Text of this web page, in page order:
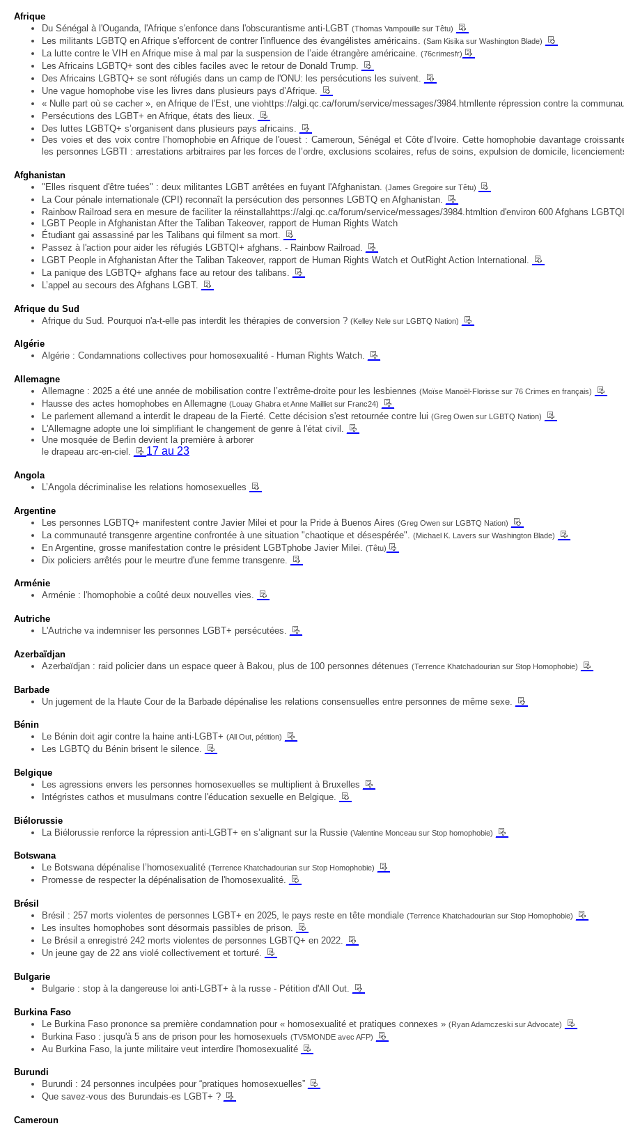
Afrique
Du Sénégal à l'Ouganda, l'Afrique s'enfonce dans l'obscurantisme anti-LGBT (Thomas Vampouille sur Têtu) __
Les militants LGBTQ en Afrique s'efforcent de contrer l'influence des évangélistes américains. (Sam Kisika sur Washington Blade) __
La lutte contre le VIH en Afrique mise à mal par la suspension de l’aide étrangère américaine. (76crimesfr) __
Les Africains LGBTQ+ sont des cibles faciles avec le retour de Donald Trump. __
Des Africains LGBTQ+ se sont réfugiés dans un camp de l'ONU: les persécutions les suivent. __
Une vague homophobe vise les livres dans plusieurs pays d’Afrique. __
« Nulle part où se cacher », en Afrique de l'Est, une viohttps://algi.qc.ca/forum/service/messages/3984.htmllente répression contre la
Persécutions des LGBT+ en Afrique, états des lieux. __
Des luttes LGBTQ+ s’organisent dans plusieurs pays africains. __
Des voies et des voix contre l’homophobie en Afrique de l'ouest : Cameroun, Sénégal et Côte d’Ivoire. Cette homophobie davantage
les personnes LGBTI : arrestations arbitraires par les forces de l’ordre, exclusions scolaires, refus de soins, expulsion de domicile,
Afghanistan
"Elles risquent d'être tuées" : deux militantes LGBT arrêtées en fuyant l'Afghanistan. (James Gregoire sur Têtu) __
La Cour pénale internationale (CPI) reconnaît la persécution des personnes LGBTQ en Afghanistan. __
Rainbow Railroad sera en mesure de faciliter la réinstallahttps://algi.qc.ca/forum/service/messages/3984.htmltion d'environ 600 Afghans
LGBT People in Afghanistan After the Taliban Takeover, rapport de Human Rights Watch
Étudiant gai assassiné par les Talibans qui filment sa mort. __
Passez à l'action pour aider les réfugiés LGBTQI+ afghans. - Rainbow Railroad. __
LGBT People in Afghanistan After the Taliban Takeover, rapport de Human Rights Watch et OutRight Action International. __
La panique des LGBTQ+ afghans face au retour des talibans. __
L’appel au secours des Afghans LGBT. __
Afrique du Sud
Afrique du Sud. Pourquoi n'a-t-elle pas interdit les thérapies de conversion ? (Kelley Nele sur LGBTQ Nation) __
Algérie
Algérie : Condamnations collectives pour homosexualité - Human Rights Watch. __
Allemagne
Allemagne : 2025 a été une année de mobilisation contre l’extrême-droite pour les lesbiennes (Moïse Manoël-Florisse sur 76 Crimes en français) __
Hausse des actes homophobes en Allemagne (Louay Ghabra et Anne Mailliet sur Franc24) __
Le parlement allemand a interdit le drapeau de la Fierté. Cette décision s'est retournée contre lui (Greg Owen sur LGBTQ Nation) __
L'Allemagne adopte une loi simplifiant le changement de genre à l'état civil. __
Une mosquée de Berlin devient la première à arborer
le drapeau arc-en-ciel. __17 au 23
Angola
L’Angola décriminalise les relations homosexuelles __
Argentine
Les personnes LGBTQ+ manifestent contre Javier Milei et pour la Pride à Buenos Aires (Greg Owen sur LGBTQ Nation) __
La communauté transgenre argentine confrontée à une situation "chaotique et désespérée". (Michael K. Lavers sur Washington Blade) __
En Argentine, grosse manifestation contre le président LGBTphobe Javier Milei. (Têtu) __
Dix policiers arrêtés pour le meurtre d'une femme transgenre. __
Arménie
Arménie : l'homophobie a coûté deux nouvelles vies. __
Autriche
L'Autriche va indemniser les personnes LGBT+ persécutées. __
Azerbaïdjan
Azerbaïdjan : raid policier dans un espace queer à Bakou, plus de 100 personnes détenues (Terrence Khatchadourian sur Stop Homophobie) __
Barbade
Un jugement de la Haute Cour de la Barbade dépénalise les relations consensuelles entre personnes de même sexe.
__
Bénin
Le Bénin doit agir contre la haine anti-LGBT+ (All Out, pétition) __
Les LGBTQ du Bénin brisent le silence. __
Belgique
Les agressions envers les personnes homosexuelles se multiplient à Bruxelles __
Intégristes cathos et musulmans contre l'éducation sexuelle en Belgique. __
Biélorussie
La Biélorussie renforce la répression anti-LGBT+ en s’alignant sur la Russie (Valentine Monceau sur Stop homophobie) __
Botswana
Le Botswana dépénalise l’homosexualité (Terrence Khatchadourian sur Stop Homophobie) __
Promesse de respecter la dépénalisation de l'homosexualité. __
Brésil
Brésil : 257 morts violentes de personnes LGBT+ en 2025, le pays reste en tête mondiale (Terrence Khatchadourian sur Stop Homophobie) __
Les insultes homophobes sont désormais passibles de prison. __
Le Brésil a enregistré 242 morts violentes de personnes LGBTQ+ en 2022. __
Un jeune gay de 22 ans violé collectivement et torturé. __
Bulgarie
Bulgarie : stop à la dangereuse loi anti-LGBT+ à la russe - Pétition d'All Out.
__
Burkina Faso
Le Burkina Faso prononce sa première condamnation pour « homosexualité et pratiques connexes » (Ryan Adamczeski sur Advocate) __
Burkina Faso : jusqu'à 5 ans de prison pour les homosexuels (TV5MONDE avec AFP) __
Au Burkina Faso, la junte militaire veut interdire l'homosexualité __
Burundi
Burundi : 24 personnes inculpées pour “pratiques homosexuelles” __
Que savez-vous des Burundais·es LGBT+ ? __
Cameroun